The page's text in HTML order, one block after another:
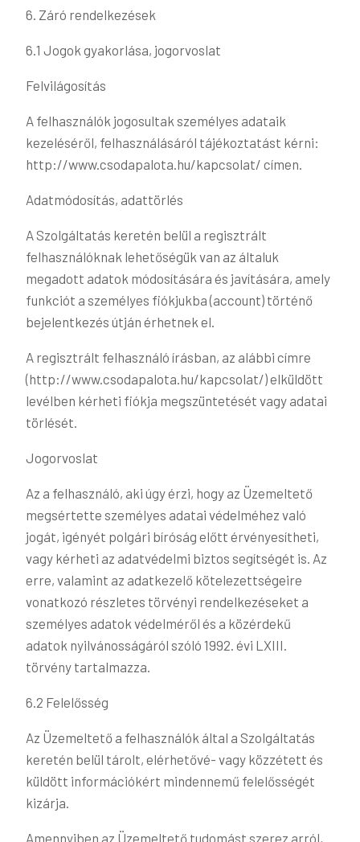
6. Záró rendelkezések
6.1 Jogok gyakorlása, jogorvoslat
Felvilágosítás
A felhasználók jogosultak személyes adataik
kezeléséről, felhasználásáról tájékoztatást kérni:
http://www.csodapalota.hu/kapcsolat/ címen.
Adatmódosítás, adattörlés
A Szolgáltatás keretén belül a regisztrált
felhasználóknak lehetőségük van az általuk
megadott adatok módosítására és javítására, amely
funkciót a személyes fiókjukba (account) történő
bejelentkezés útján érhetnek el.
A regisztrált felhasználó írásban, az alábbi címre
(http://www.csodapalota.hu/kapcsolat/) elküldött
levélben kérheti fiókja megszüntetését vagy adatai
törlését.
Jogorvoslat
Az a felhasználó, aki úgy érzi, hogy az Üzemeltető
megsértette személyes adatai védelméhez való
jogát, igényét polgári bíróság előtt érvényesítheti,
vagy kérheti az adatvédelmi biztos segítségét is. Az
erre, valamint az adatkezelő kötelezettségeire
vonatkozó részletes törvényi rendelkezéseket a
személyes adatok védelméről és a közérdekű
adatok nyilvánosságáról szóló 1992. évi LXIII.
törvény tartalmazza.
6.2 Felelősség
Az Üzemeltető a felhasználók által a Szolgáltatás
keretén belül tárolt, elérhetővé- vagy közzétett és
küldött információkért mindennemű felelősségét
kizárja.
Amennyiben az Üzemeltető tudomást szerez arról,